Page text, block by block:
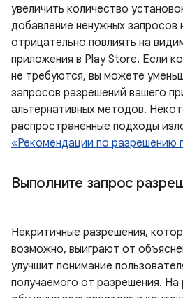
увеличить количество
добавление ненужных
отрицательно повлиять на
приложения в Play Store. Если
не требуются, вы можете
запросов разрешений вашего
альтернативных методов.
распространенные подходы
«Рекомендации по разрешению
Выполните запрос
Некритичные разрешения,
возможно, выиграют от
улучшит понимание
получаемого от разрешения. На